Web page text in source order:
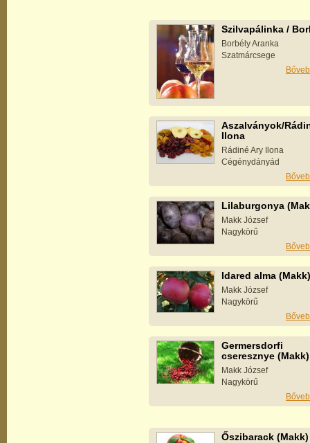
Szilvapálinka /
Borbély Aranka
Szatmárcsege
Aszalványok/
Ilona
Rádiné Ary Ilona
Cégénydányád
Lilaburgonya
Makk József
Nagykörű
Idared alma (Makk)
Makk József
Nagykörű
Germersdorfi
cseresznye (Makk)
Makk József
Nagykörű
Őszibarack (Makk)